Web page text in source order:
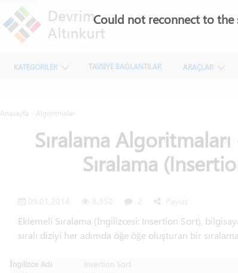
KATEGORİLER TAVSİYE BAĞLANTILAR ARAÇLAR
Anasayfa Algoritmalar
Sıralama
Sıralama
09.01.2014 8.950 2 Paylaş
Eklemeli Sıralama (İngilizcesi: Insertion Sort),
sıralı diziyi her adımda öğe öğe oluşturan bir
İngilizce Adı
Insertion Sort
Could not reconnect to the